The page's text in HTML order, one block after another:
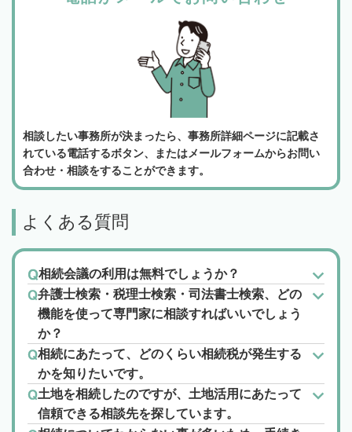
相談したい事務所が決まったら、事務所詳細ページに記載さ
れている電話するボタン、またはメールフォームからお問い
合わせ・相談をすることができます。
よくある質問
相続会議の利用は無料でしょうか？
弁護士検索・税理士検索・司法書士検索、どの
機能を使って専門家に相談すればいいでしょう
か？
相続にあたって、どのくらい相続税が発生する
かを知りたいです。
土地を相続したのですが、土地活用にあたって
信頼できる相談先を探しています。